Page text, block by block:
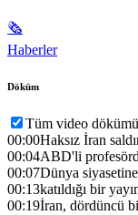
🗞
Haberler
Döküm
Tüm video
00:00Haksız İran
00:04ABD'li
00:07Dünya
00:13katıldığı bir
00:19İran, dördüncü